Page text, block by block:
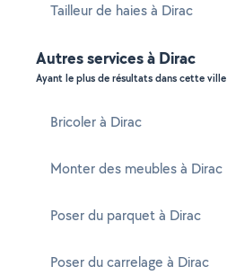
Tailleur de haies à Dirac
Autres services à Dirac
Ayant le plus de résultats dans cette ville
Bricoler à Dirac
Monter des meubles à Dirac
Poser du parquet à Dirac
Poser du carrelage à Dirac